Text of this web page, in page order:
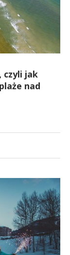
czyli jak
nad